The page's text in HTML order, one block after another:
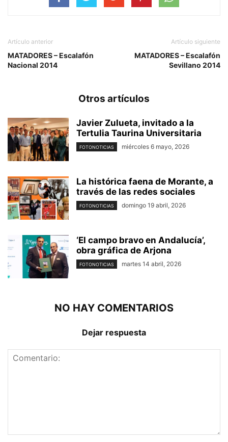
Artículo anterior
MATADORES – Escalafón
Nacional 2014
Artículo siguiente
MATADORES – Escalafón
Sevillano 2014
Otros artículos
Javier Zulueta, invitado a la
Tertulia Taurina Universitaria
FOTONOTICIAS miércoles 6 mayo, 2026
La histórica faena de Morante, a
través de las redes sociales
FOTONOTICIAS domingo 19 abril, 2026
‘El campo bravo en Andalucía’,
obra gráfica de Arjona
FOTONOTICIAS martes 14 abril, 2026
NO HAY COMENTARIOS
Dejar respuesta